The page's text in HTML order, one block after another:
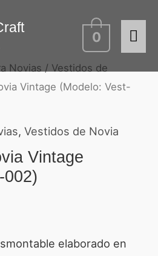
0
Novias / Vestidos de
Vintage (Modelo: Vest-
, Vestidos de Novia
Vintage
002)
elaborado en